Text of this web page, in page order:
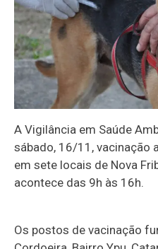
A Vigilância em Saúde
sábado, 16/11, vacinação
em sete locais de Nova
acontece das 9h às 16h.
Os postos de vacinação